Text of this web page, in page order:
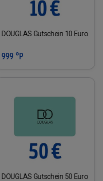
DOUGLAS Gutschein 10 Euro
999 °P
DOUGLAS Gutschein 50 Euro